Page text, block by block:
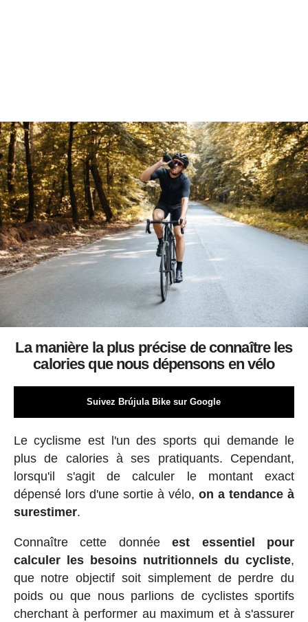
La manière la plus précise de connaître les
calories que nous dépensons en vélo
Suivez Brújula Bike sur Google
Le cyclisme est l'un des sports qui demande le
plus de calories à ses pratiquants. Cependant,
lorsqu'il s'agit de calculer le montant exact
dépensé lors d'une sortie à vélo,on a tendance à
surestimer.
Connaître cette donnéeest essentiel pour
calculer les besoins nutritionnels du cycliste,
que notre objectif soit simplement de perdre du
poids ou que nous parlions de cyclistes sportifs
cherchant à performer au maximum et à s'assurer